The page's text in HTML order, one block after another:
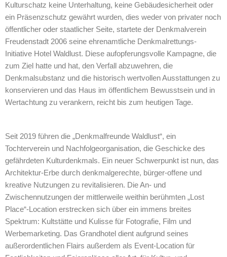
Kulturschatz keine Unterhaltung, keine Gebäudesicherheit oder
ein Präsenzschutz gewährt wurden, dies weder von privater noch
öffentlicher oder staatlicher Seite, startete der Denkmalverein
Freudenstadt 2006 seine ehrenamtliche Denkmalrettungs-
Initiative Hotel Waldlust. Diese aufopferungsvolle Kampagne, die
zum Ziel hatte und hat, den Verfall abzuwehren, die
Denkmalsubstanz und die historisch wertvollen Ausstattungen zu
konservieren und das Haus im öffentlichem Bewusstsein und in
Wertachtung zu verankern, reicht bis zum heutigen Tage.
Seit 2019 führen die „Denkmalfreunde Waldlust“, ein
Tochterverein und Nachfolgeorganisation, die Geschicke des
gefährdeten Kulturdenkmals. Ein neuer Schwerpunkt ist nun, das
Architektur-Erbe durch denkmalgerechte, bürger-offene und
kreative Nutzungen zu revitalisieren. Die An- und
Zwischennutzungen der mittlerweile weithin berühmten „Lost
Place“-Location erstrecken sich über ein immens breites
Spektrum: Kultstätte und Kulisse für Fotografie, Film und
Werbemarketing. Das Grandhotel dient aufgrund seines
außerordentlichen Flairs außerdem als Event-Location für